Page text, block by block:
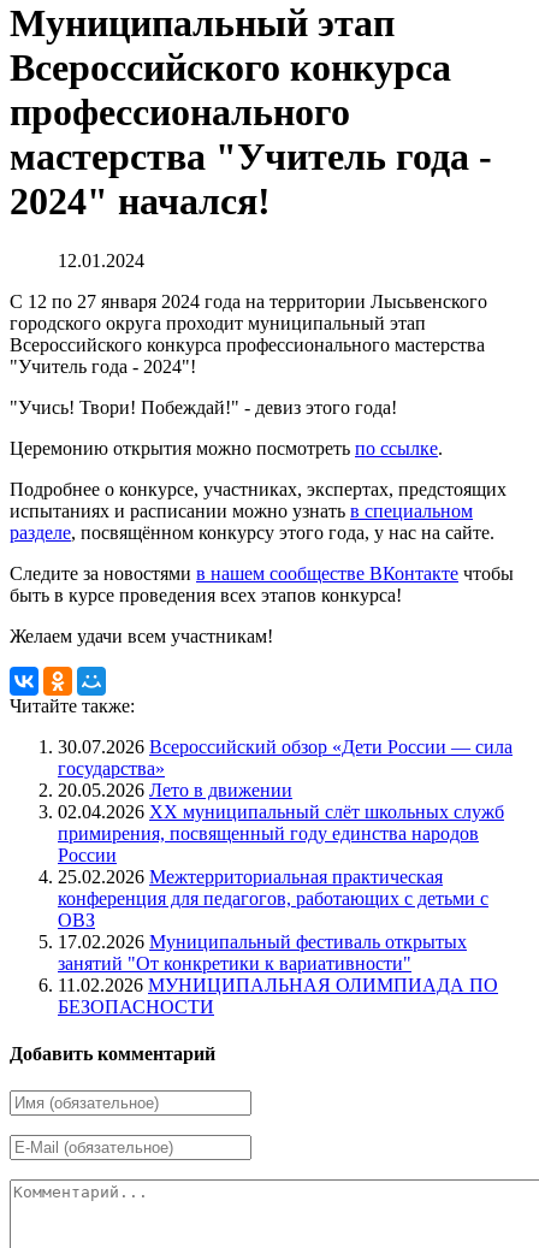
Муниципальный этап
Всероссийского конкурса
профессионального
мастерства "Учитель года -
2024" начался!
12.01.2024
С 12 по 27 января 2024 года на территории Лысьвенского
городского округа проходит муниципальный этап
Всероссийского конкурса профессионального мастерства
"Учитель года - 2024"!
"Учись! Твори! Побеждай!" - девиз этого года!
Церемонию открытия можно посмотреть по ссылке.
Подробнее о конкурсе, участниках, экспертах, предстоящих
испытаниях и расписании можно узнать в специальном
разделе, посвящённом конкурсу этого года, у нас на сайте.
Следите за новостями в нашем сообществе ВКонтакте чтобы
быть в курсе проведения всех этапов конкурса!
Желаем удачи всем участникам!
Читайте также:
30.07.2026 Всероссийский обзор «Дети России — сила
государства»
20.05.2026 Лето в движении
02.04.2026 XX муниципальный слёт школьных служб
примирения, посвященный году единства народов
России
25.02.2026 Межтерриториальная практическая
конференция для педагогов, работающих с детьми с
ОВЗ
17.02.2026 Муниципальный фестиваль открытых
занятий "От конкретики к вариативности"
11.02.2026 МУНИЦИПАЛЬНАЯ ОЛИМПИАДА ПО
БЕЗОПАСНОСТИ
Добавить комментарий